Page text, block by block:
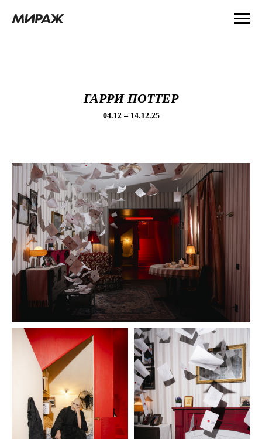
ГАРРИ ПОТТЕР
04.12 – 14.12.25